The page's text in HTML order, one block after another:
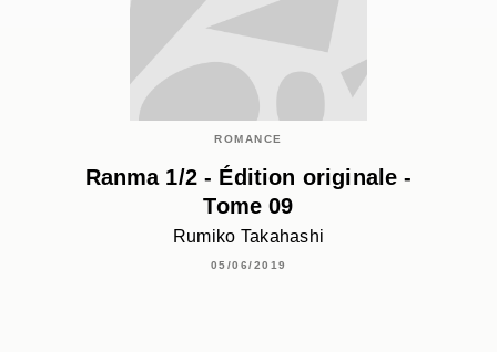
ROMANCE
Ranma 1/2 - Édition originale -
Tome 09
Rumiko Takahashi
05/06/2019